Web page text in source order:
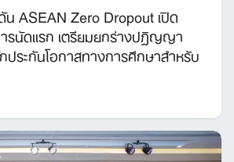
ASEAN Zero Dropout เปิด
รนัดแรก เตรียมยกร่างปฏิญญา
ประกันโอกาสทางการศึกษาสำหรับ